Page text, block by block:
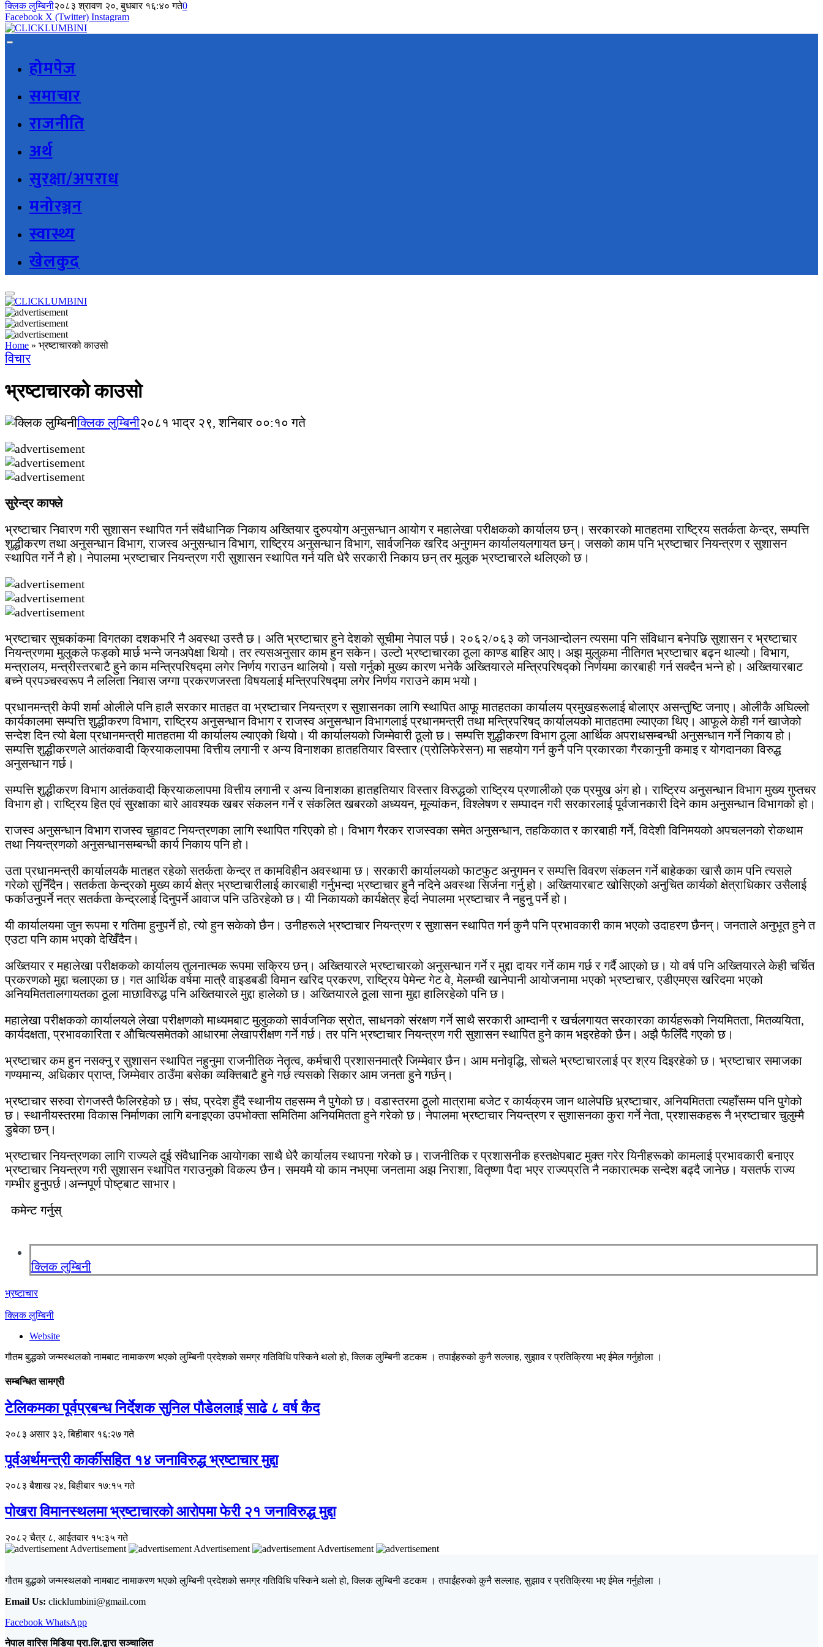
क्लिक लुम्बिनी२०८३ श्रावण २०, बुधबार १६:४० गते0
Facebook X (Twitter) Instagram
होमपेज
समाचार
राजनीति
अर्थ
सुरक्षा/अपराध
मनोरञ्जन
स्वास्थ्य
खेलकुद
Home » भ्रष्टाचारको काउसो
विचार
भ्रष्टाचारको काउसो
क्लिक लुम्बिनी२०८१ भाद्र २९, शनिबार ००:१० गते
सुरेन्द्र काफ्ले
भ्रष्टाचार निवारण गरी सुशासन स्थापित गर्न संवैधानिक निकाय अख्तियार दुरुपयोग अनुसन्धान आयोग र महालेखा परीक्षकको कार्यालय छन्। सरकारको मातहतमा राष्ट्रिय सतर्कता केन्द्र, सम्पत्ति
शुद्धीकरण तथा अनुसन्धान विभाग, राजस्व अनुसन्धान विभाग, राष्ट्रिय अनुसन्धान विभाग, सार्वजनिक खरिद अनुगमन कार्यालयलगायत छन्। जसको काम पनि भ्रष्टाचार नियन्त्रण र सुशासन
स्थापित गर्ने नै हो। नेपालमा भ्रष्टाचार नियन्त्रण गरी सुशासन स्थापित गर्न यति धेरै सरकारी निकाय छन् तर मुलुक भ्रष्टाचारले थलिएको छ।
भ्रष्टाचार सूचकांकमा विगतका दशकभरि नै अवस्था उस्तै छ। अति भ्रष्टाचार हुने देशको सूचीमा नेपाल पर्छ। २०६२/०६३ को जनआन्दोलन त्यसमा पनि संविधान बनेपछि सुशासन र भ्रष्टाचार
नियन्त्रणमा मुलुकले फड्को मार्छ भन्ने जनअपेक्षा थियो। तर त्यसअनुसार काम हुन सकेन। उल्टो भ्रष्टाचारका ठूला काण्ड बाहिर आए। अझ मुलुकमा नीतिगत भ्रष्टाचार बढ्न थाल्यो। विभाग,
मन्त्रालय, मन्त्रीस्तरबाटै हुने काम मन्त्रिपरिषद्मा लगेर निर्णय गराउन थालियो। यसो गर्नुको मुख्य कारण भनेकै अख्तियारले मन्त्रिपरिषद्को निर्णयमा कारबाही गर्न सक्दैन भन्ने हो। अख्तियारबाट
बच्ने प्रपञ्चस्वरूप नै ललिता निवास जग्गा प्रकरणजस्ता विषयलाई मन्त्रिपरिषद्मा लगेर निर्णय गराउने काम भयो।
प्रधानमन्त्री केपी शर्मा ओलीले पनि हालै सरकार मातहत वा भ्रष्टाचार नियन्त्रण र सुशासनका लागि स्थापित आफू मातहतका कार्यालय प्रमुखहरूलाई बोलाएर असन्तुष्टि जनाए। ओलीकै अघिल्लो
कार्यकालमा सम्पत्ति शुद्धीकरण विभाग, राष्ट्रिय अनुसन्धान विभाग र राजस्व अनुसन्धान विभागलाई प्रधानमन्त्री तथा मन्त्रिपरिषद् कार्यालयको मातहतमा ल्याएका थिए। आफूले केही गर्न खाजेको
सन्देश दिन त्यो बेला प्रधानमन्त्री मातहतमा यी कार्यालय ल्याएको थियो। यी कार्यालयको जिम्मेवारी ठूलो छ। सम्पत्ति शुद्धीकरण विभाग ठूला आर्थिक अपराधसम्बन्धी अनुसन्धान गर्ने निकाय हो।
सम्पत्ति शुद्धीकरणले आतंकवादी क्रियाकलापमा वित्तीय लगानी र अन्य विनाशका हातहतियार विस्तार (प्रोलिफेरेसन) मा सहयोग गर्न कुनै पनि प्रकारका गैरकानुनी कमाइ र योगदानका विरुद्ध
अनुसन्धान गर्छ।
सम्पत्ति शुद्धीकरण विभाग आतंकवादी क्रियाकलापमा वित्तीय लगानी र अन्य विनाशका हातहतियार विस्तार विरुद्धको राष्ट्रिय प्रणालीको एक प्रमुख अंग हो। राष्ट्रिय अनुसन्धान विभाग मुख्य गुप्तचर
विभाग हो। राष्ट्रिय हित एवं सुरक्षाका बारे आवश्यक खबर संकलन गर्ने र संकलित खबरको अध्ययन, मूल्यांकन, विश्लेषण र सम्पादन गरी सरकारलाई पूर्वजानकारी दिने काम अनुसन्धान विभागको हो।
राजस्व अनुसन्धान विभाग राजस्व चुहावट नियन्त्रणका लागि स्थापित गरिएको हो। विभाग गैरकर राजस्वका समेत अनुसन्धान, तहकिकात र कारबाही गर्ने, विदेशी विनिमयको अपचलनको रोकथाम
तथा नियन्त्रणको अनुसन्धानसम्बन्धी कार्य निकाय पनि हो।
उता प्रधानमन्त्री कार्यालयकै मातहत रहेको सतर्कता केन्द्र त कामविहीन अवस्थामा छ। सरकारी कार्यालयको फाटफुट अनुगमन र सम्पत्ति विवरण संकलन गर्ने बाहेकका खासै काम पनि त्यसले
गरेको सुनिँदैन। सतर्कता केन्द्रको मुख्य कार्य क्षेत्र भ्रष्टाचारीलाई कारबाही गर्नुभन्दा भ्रष्टाचार हुनै नदिने अवस्था सिर्जना गर्नु हो। अख्तियारबाट खोसिएको अनुचित कार्यको क्षेत्राधिकार उसैलाई
फर्काउनुपर्ने नत्र सतर्कता केन्द्रलाई दिनुपर्ने आवाज पनि उठिरहेको छ। यी निकायको कार्यक्षेत्र हेर्दा नेपालमा भ्रष्टाचार नै नहुनु पर्ने हो।
यी कार्यालयमा जुन रूपमा र गतिमा हुनुपर्ने हो, त्यो हुन सकेको छैन। उनीहरूले भ्रष्टाचार नियन्त्रण र सुशासन स्थापित गर्न कुनै पनि प्रभावकारी काम भएको उदाहरण छैनन्। जनताले अनुभूत हुने त
एउटा पनि काम भएको देखिँदैन।
अख्तियार र महालेखा परीक्षकको कार्यालय तुलनात्मक रूपमा सक्रिय छन्। अख्तियारले भ्रष्टाचारको अनुसन्धान गर्ने र मुद्दा दायर गर्ने काम गर्छ र गर्दै आएको छ। यो वर्ष पनि अख्तियारले केही चर्चित
प्रकरणको मुद्दा चलाएका छ। गत आर्थिक वर्षमा मात्रै वाइडबडी विमान खरिद प्रकरण, राष्ट्रिय पेमेन्ट गेट वे, मेलम्ची खानेपानी आयोजनामा भएको भ्रष्टाचार, एडीएमएस खरिदमा भएको
अनियमिततालगायतका ठूला माछाविरुद्ध पनि अख्तियारले मुद्दा हालेको छ। अख्तियारले ठूला साना मुद्दा हालिरहेको पनि छ।
महालेखा परीक्षकको कार्यालयले लेखा परीक्षणको माध्यमबाट मुलुकको सार्वजनिक स्रोत, साधनको संरक्षण गर्ने साथै सरकारी आम्दानी र खर्चलगायत सरकारका कार्यहरूको नियमितता, मितव्ययिता,
कार्यदक्षता, प्रभावकारिता र औचित्यसमेतको आधारमा लेखापरीक्षण गर्ने गर्छ। तर पनि भ्रष्टाचार नियन्त्रण गरी सुशासन स्थापित हुने काम भइरहेको छैन। अझै फैलिँदै गएको छ।
भ्रष्टाचार कम हुन नसक्नु र सुशासन स्थापित नहुनुमा राजनीतिक नेतृत्व, कर्मचारी प्रशासनमात्रै जिम्मेवार छैन। आम मनोवृद्धि, सोचले भ्रष्टाचारलाई प्र श्रय दिइरहेको छ। भ्रष्टाचार समाजका
गण्यमान्य, अधिकार प्राप्त, जिम्मेवार ठाउँमा बसेका व्यक्तिबाटै हुने गर्छ त्यसको सिकार आम जनता हुने गर्छन्।
भ्रष्टाचार सरुवा रोगजस्तै फैलिरहेको छ। संघ, प्रदेश हुँदै स्थानीय तहसम्म नै पुगेको छ। वडास्तरमा ठूलो मात्रामा बजेट र कार्यक्रम जान थालेपछि भ्र्रष्टाचार, अनियमितता त्यहाँसम्म पनि पुगेको
छ। स्थानीयस्तरमा विकास निर्माणका लागि बनाइएका उपभोक्ता समितिमा अनियमितता हुने गरेको छ। नेपालमा भ्रष्टाचार नियन्त्रण र सुशासनका कुरा गर्ने नेता, प्रशासकहरू नै भ्रष्टाचार चुलुम्मै
डुबेका छन्।
भ्रष्टाचार नियन्त्रणका लागि राज्यले दुई संवैधानिक आयोगका साथै धेरै कार्यालय स्थापना गरेको छ। राजनीतिक र प्रशासनीक हस्तक्षेपबाट मुक्त गरेर यिनीहरूको कामलाई प्रभावकारी बनाएर
भ्रष्टाचार नियन्त्रण गरी सुशासन स्थापित गराउनुको विकल्प छैन। समयमै यो काम नभएमा जनतामा अझ निराशा, वितृष्णा पैदा भएर राज्यप्रति नै नकारात्मक सन्देश बढ्दै जानेछ। यसतर्फ राज्य
गम्भीर हुनुपर्छ।अन्नपूर्ण पोष्ट्बाट साभार।
कमेन्ट गर्नुस्
क्लिक लुम्बिनी
भ्रष्टाचार
क्लिक लुम्बिनी
Website
गौतम बुद्धको जन्मस्थलको नामबाट नामाकरण भएको लुम्बिनी प्रदेशको समग्र गतिविधि पस्किने थलो हो, क्लिक लुम्बिनी डटकम । तपाईंहरुको कुनै सल्लाह, सुझाव र प्रतिक्रिया भए ईमेल गर्नुहोला ।
सम्बन्धित सामग्री
टेलिकमका पूर्वप्रबन्ध निर्देशक सुनिल पौडेललाई साढे ८ वर्ष कैद
२०८३ असार ३२, बिहीबार १६:२७ गते
पूर्वअर्थमन्त्री कार्कीसहित १४ जनाविरुद्ध भ्रष्टाचार मुद्दा
२०८३ बैशाख २४, बिहीबार १७:१५ गते
पोखरा विमानस्थलमा भ्रष्टाचारको आरोपमा फेरी २१ जनाविरुद्ध मुद्दा
२०८२ चैत्र ८, आईतवार १५:३५ गते
Advertisement
Advertisement Advertisement
गौतम बुद्धको जन्मस्थलको नामबाट नामाकरण भएको लुम्बिनी प्रदेशको समग्र गतिविधि पस्किने थलो हो, क्लिक लुम्बिनी डटकम । तपाईंहरुको कुनै सल्लाह, सुझाव र प्रतिक्रिया भए ईमेल गर्नुहोला ।
Email Us: clicklumbini@gmail.com
Facebook WhatsApp
नेपाल वारिस मिडिया प्रा.लि.द्वारा सञ्चालित